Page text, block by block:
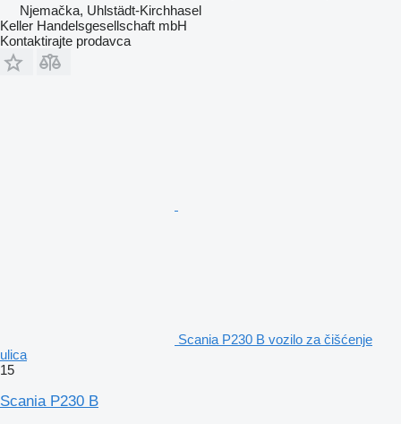
Njemačka, Uhlstädt-Kirchhasel
Keller Handelsgesellschaft mbH
Kontaktirajte prodavca
Scania P230 B vozilo za čišćenje
ulica
15
Scania P230 B